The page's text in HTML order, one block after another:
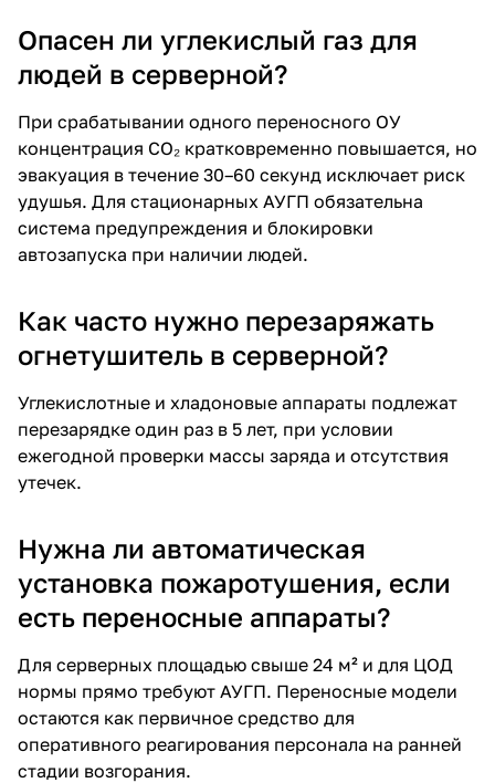
Опасен ли углекислый газ для
людей в серверной?
При срабатывании одного переносного ОУ
концентрация CO₂ кратковременно повышается, но
эвакуация в течение 30–60 секунд исключает риск
удушья. Для стационарных АУГП обязательна
система предупреждения и блокировки
автозапуска при наличии людей.
Как часто нужно перезаряжать
огнетушитель в серверной?
Углекислотные и хладоновые аппараты подлежат
перезарядке один раз в 5 лет, при условии
ежегодной проверки массы заряда и отсутствия
утечек.
Нужна ли автоматическая
установка пожаротушения, если
есть переносные аппараты?
Для серверных площадью свыше 24 м² и для ЦОД
нормы прямо требуют АУГП. Переносные модели
остаются как первичное средство для
оперативного реагирования персонала на ранней
стадии возгорания.